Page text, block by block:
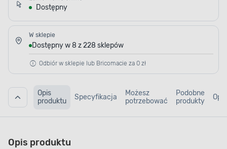
Dostępny
W sklepie
Dostępny w 8 z 228 sklepów
Odbiór w sklepie lub Bricomacie za 0 zł
Opis
produktu
Specyfikacja
Możesz
potrzebować
Podobne
produkty
Opis produktu